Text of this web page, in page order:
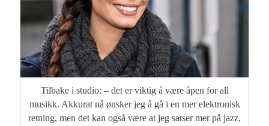
Tilbake i studio: – det er viktig å være åpen for all
musikk. Akkurat nå ønsker jeg å gå i en mer elektronisk
retning, men det kan også være at jeg satser mer på jazz,